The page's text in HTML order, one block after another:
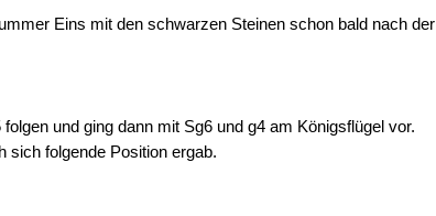
Eins mit den schwarzen Steinen schon bald nach der
und ging dann mit Sg6 und g4 am Königsflügel vor.
sich folgende Position ergab.